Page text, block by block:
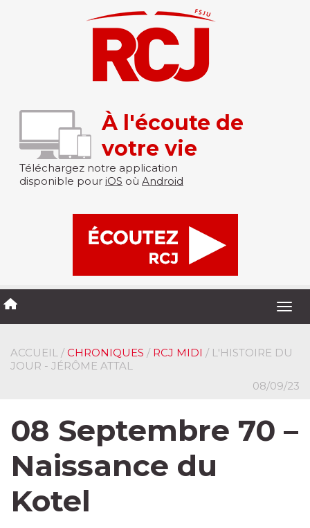
À l'écoute de
votre vie
Téléchargez notre application
disponible pour iOS où Android
ACCUEIL / CHRONIQUES / RCJ MIDI / L'HISTOIRE DU
JOUR - JÉRÔME ATTAL
08/09/23
08 Septembre 70 –
Naissance du
Kotel